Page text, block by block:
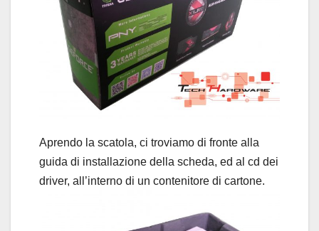
Aprendo la scatola, ci troviamo di fronte alla
guida di installazione della scheda, ed al cd dei
driver, all’interno di un contenitore di cartone.